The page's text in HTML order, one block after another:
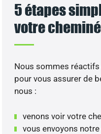
5 étapes
votre
Nous sommes
pour vous assurer de
nous :
venons voir votre
vous envoyons